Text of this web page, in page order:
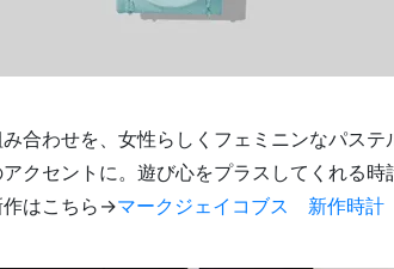
合わせを、女性らしくフェミニンなパス
クセントに。遊び心をプラスしてくれる時
作はこちら→マークジェイコブス 新作時計